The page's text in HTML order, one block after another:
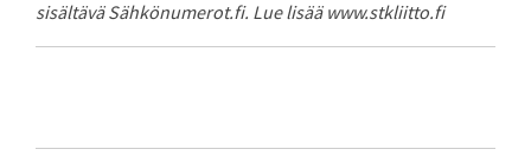
sisältävä Sähkönumerot.fi. Lue lisää www.stkliitto.fi